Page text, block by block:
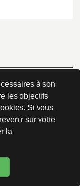
à son
les objectifs
Si vous
sur votre
la